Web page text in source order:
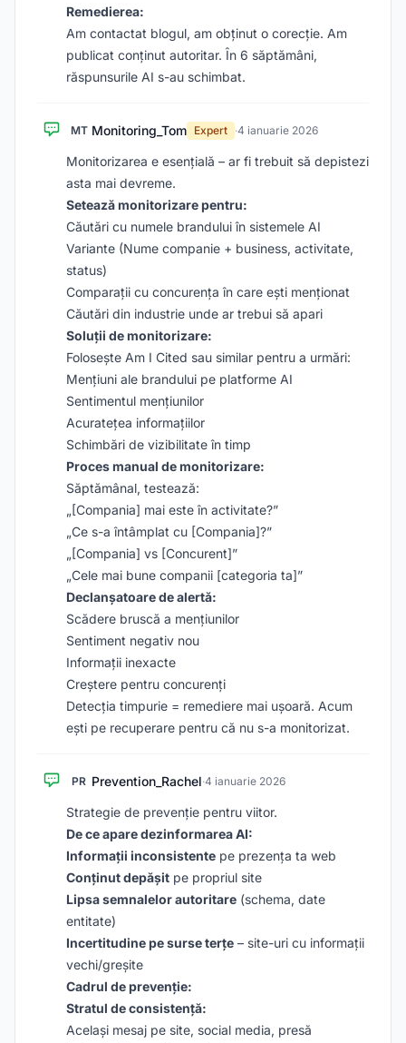
Remedierea:
Am contactat blogul, am obținut o corecție. Am
publicat conținut autoritar. În 6 săptămâni,
răspunsurile AI s-au schimbat.
MT Monitoring_Tom Expert ·4 ianuarie 2026
Monitorizarea e esențială – ar fi trebuit să depistezi
asta mai devreme.
Setează monitorizare pentru:
Căutări cu numele brandului în sistemele AI
Variante (Nume companie + business, activitate,
status)
Comparații cu concurența în care ești menționat
Căutări din industrie unde ar trebui să apari
Soluții de monitorizare:
Folosește Am I Cited sau similar pentru a urmări:
Mențiuni ale brandului pe platforme AI
Sentimentul mențiunilor
Acuratețea informațiilor
Schimbări de vizibilitate în timp
Proces manual de monitorizare:
Săptămânal, testează:
„[Compania] mai este în activitate?”
„Ce s-a întâmplat cu [Compania]?”
„[Compania] vs [Concurent]”
„Cele mai bune companii [categoria ta]”
Declanșatoare de alertă:
Scădere bruscă a mențiunilor
Sentiment negativ nou
Informații inexacte
Creștere pentru concurenți
Detecția timpurie = remediere mai ușoară. Acum
ești pe recuperare pentru că nu s-a monitorizat.
PR Prevention_Rachel·4 ianuarie 2026
Strategie de prevenție pentru viitor.
De ce apare dezinformarea AI:
Informații inconsistente pe prezența ta web
Conținut depășit pe propriul site
Lipsa semnalelor autoritare (schema, date
entitate)
Incertitudine pe surse terțe – site-uri cu informații
vechi/greșite
Cadrul de prevenție:
Stratul de consistență:
Același mesaj pe site, social media, presă